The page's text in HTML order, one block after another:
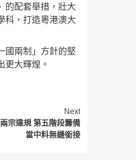
的配套舉措，壯大
科，打造粵港澳大
國兩制」方針的堅
更大輝煌。
Next
宗違規 第五階段籌備
當中料無縫銜接